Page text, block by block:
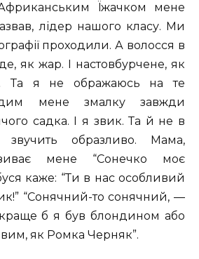
Їжачком мене
лідер нашого класу. Ми
проходили. А волосся в
як жар. І настовбурчене, як
Та я не ображаюсь на те
мене змалку завжди
садка. І я звик. Та й не в
образливо. Мама,
мене “Сонечко моє
каже: “Ти в нас особливий
“Сонячний-то сонячний, —
б я був блондином або
як Ромка Черняк”.